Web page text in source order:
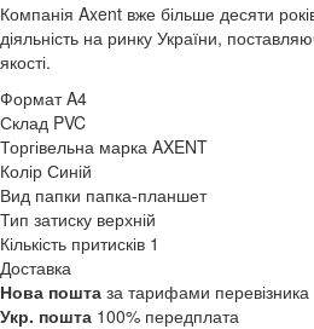
Компанія Axent вже більше десяти
діяльність на ринку України,
якості.
Формат A4
Склад PVC
Торгівельна марка AXENT
Колір Синій
Вид папки папка-планшет
Тип затиску верхній
Кількість притисків 1
Доставка
Нова пошта за тарифами перевізника
Укр. пошта 100% передплата